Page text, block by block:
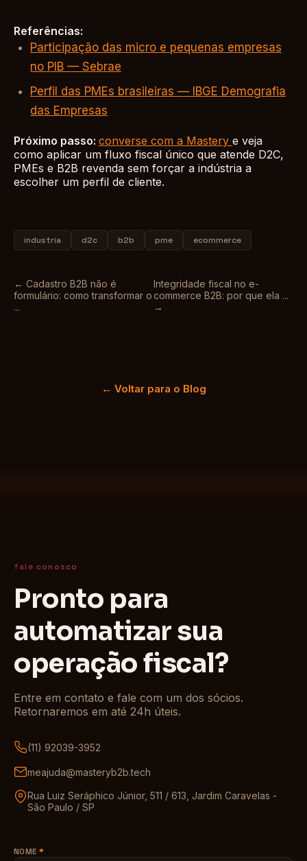
Referências:
Participação das micro e pequenas empresas
no PIB — Sebrae
Perfil das PMEs brasileiras — IBGE Demografia
das Empresas
Próximo passo: converse com a Mastery e veja
como aplicar um fluxo fiscal único que atende D2C,
PMEs e B2B revenda sem forçar a indústria a
escolher um perfil de cliente.
industria d2c b2b pme ecommerce
← Cadastro B2B não é
formulário: como transformar o
...
Integridade fiscal no e-
commerce B2B: por que ela ...
→
← Voltar para o Blog
fale conosco
Pronto para
automatizar sua
operação fiscal?
Entre em contato e fale com um dos sócios.
Retornaremos em até 24h úteis.
(11) 92039-3952
meajuda@masteryb2b.tech
Rua Luiz Seráphico Júnior, 511 / 613, Jardim Caravelas -
São Paulo / SP
NOME*